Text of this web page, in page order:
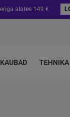
alates 149 €
TEHNIKA